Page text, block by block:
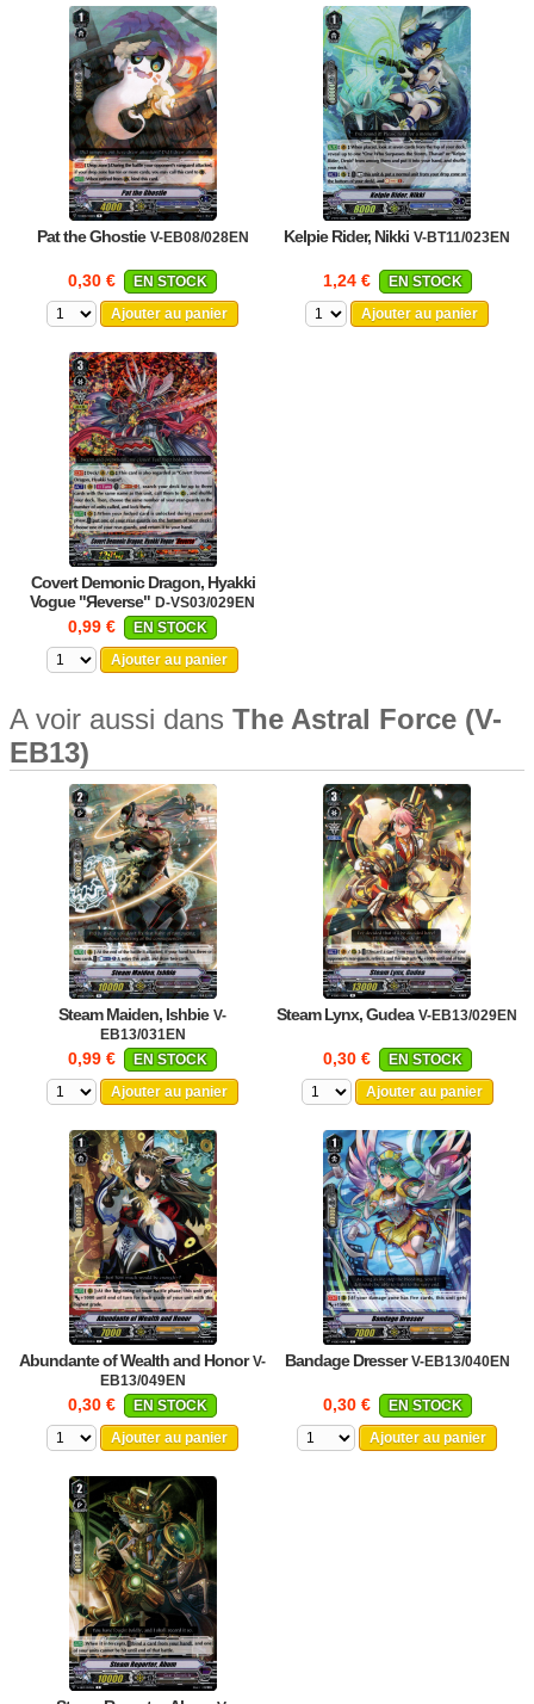
Pat the Ghostie V-EB08/028EN
0,30 €
EN STOCK
Ajouter au panier
Kelpie Rider, Nikki V-BT11/023EN
1,24 €
EN STOCK
Ajouter au panier
Covert Demonic Dragon, Hyakki
Vogue "Яeverse" D-VS03/029EN
0,99 €
EN STOCK
Ajouter au panier
A voir aussi dans The Astral Force (V-
EB13)
Steam Maiden, Ishbie V-
EB13/031EN
0,99 €
EN STOCK
Ajouter au panier
Steam Lynx, Gudea V-EB13/029EN
0,30 €
EN STOCK
Ajouter au panier
Abundante of Wealth and Honor V-
EB13/049EN
0,30 €
EN STOCK
Ajouter au panier
Bandage Dresser V-EB13/040EN
0,30 €
EN STOCK
Ajouter au panier